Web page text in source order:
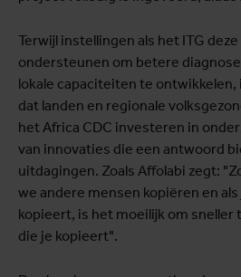
Terwijl instellingen als het ITG
ondersteunen om betere
lokale capaciteiten te ontwikkelen,
dat landen en regionale
het Africa CDC investeren in
van innovaties die een antwoord
uitdagingen. Zoals Affolabi zegt:
we andere mensen kopiëren en
kopieert, is het moeilijk om sneller
die je kopieert".